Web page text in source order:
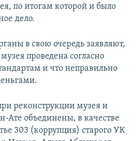
по итогам которой и было
дело.
в свою очередь заявляют,
проведена согласно
и что неправильно
реконструкции музея и
Ате объединены, в качестве
303 (коррупция) старого УК